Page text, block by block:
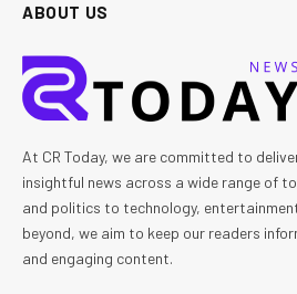
ABOUT US
At CR Today, we are committed to
insightful news across a wide range of
and politics to technology,
beyond, we aim to keep our readers
and engaging content.